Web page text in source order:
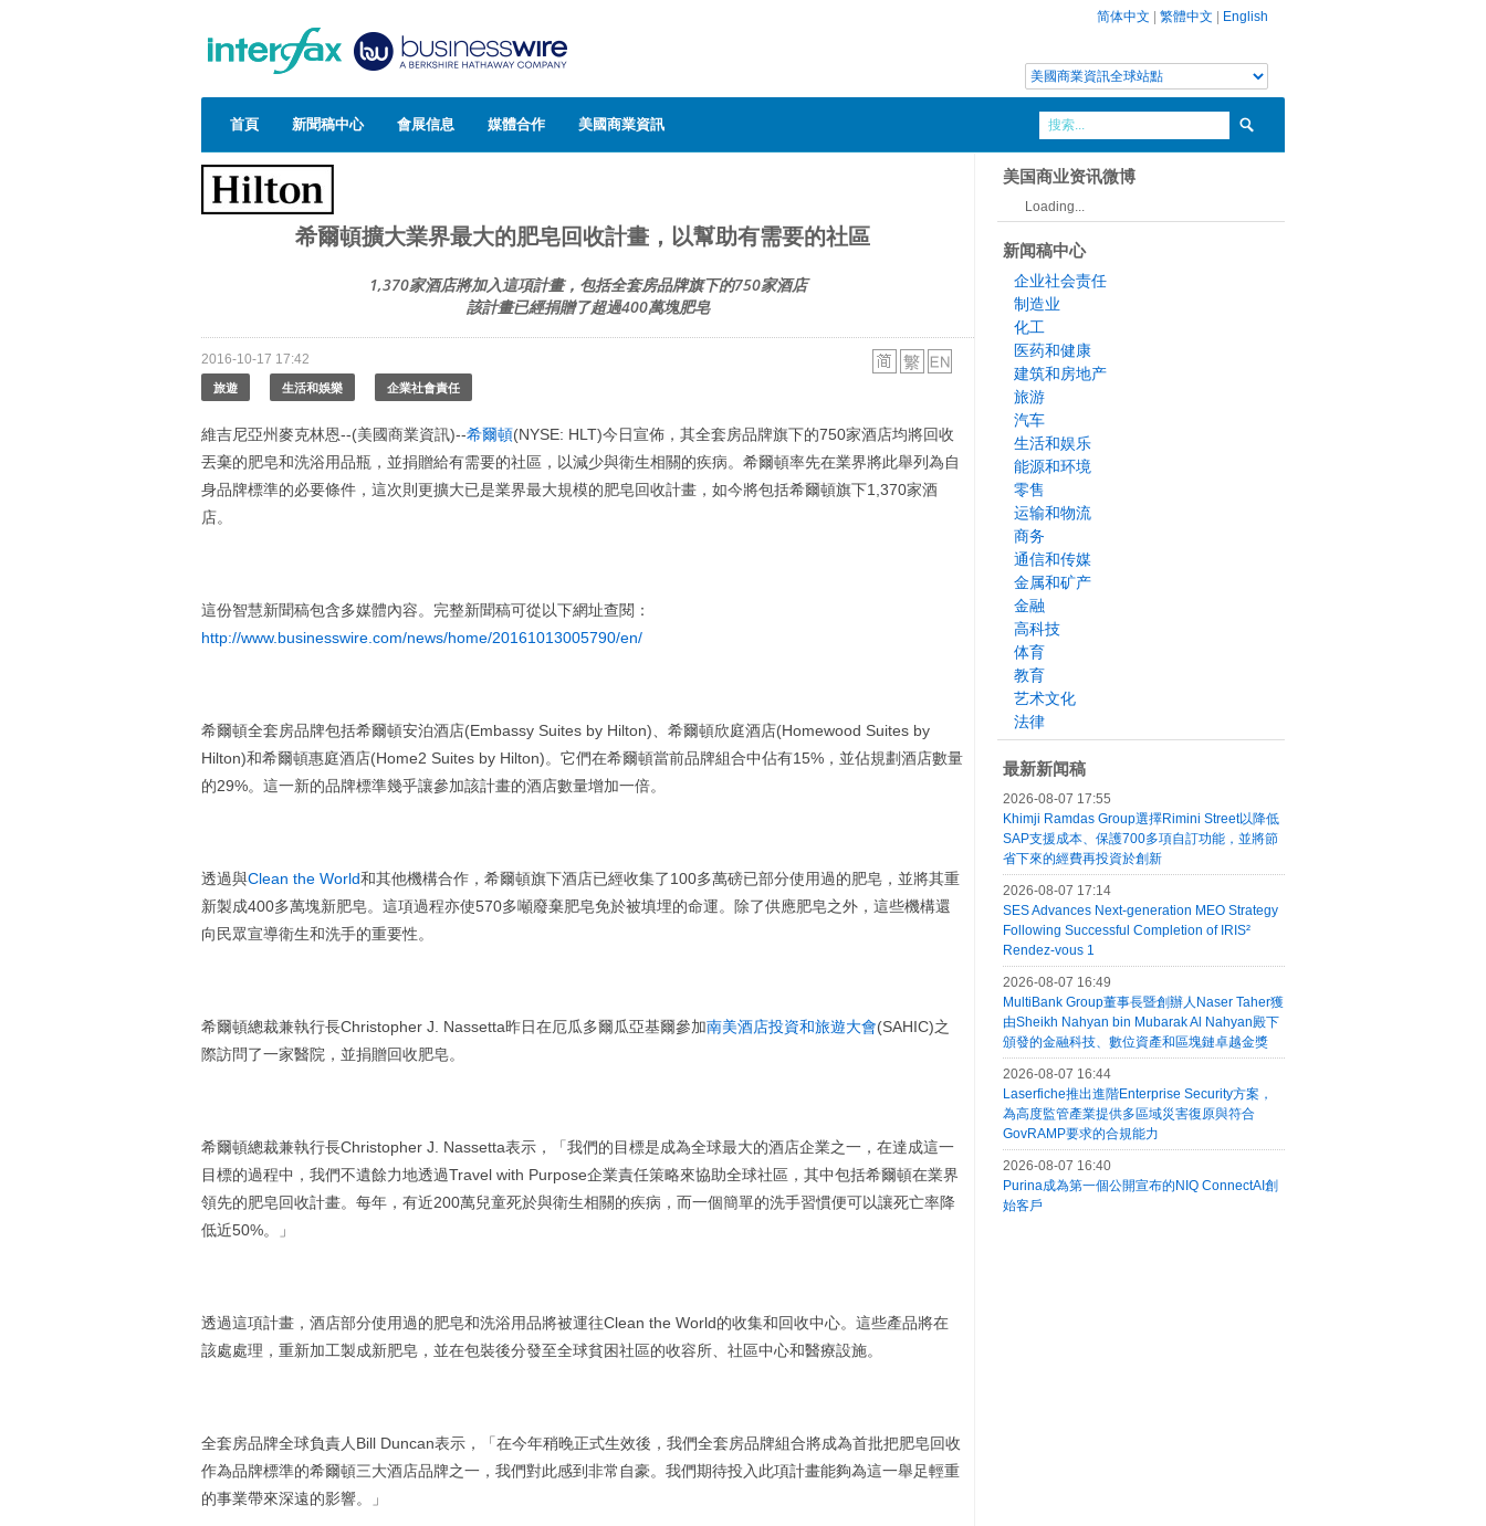
简体中文 繁體中文 English
首頁 新聞稿中心 會展信息 媒體合作 美國商業資訊
希爾頓擴大業界最大的肥皂回收計畫，以幫助有需要的社區
1,370家酒店將加入這項計畫，包括全套房品牌旗下的750家酒店
該計畫已經捐贈了超過400萬塊肥皂
2016-10-17 17:42
旅遊 生活和娛樂 企業社會責任
維吉尼亞州麥克林恩--(美國商業資訊)--希爾頓(NYSE: HLT)今日宣佈，其全套房品牌旗下的750家酒店均將回收
丟棄的肥皂和洗浴用品瓶，並捐贈給有需要的社區，以減少與衛生相關的疾病。希爾頓率先在業界將此舉列為自
身品牌標準的必要條件，這次則更擴大已是業界最大規模的肥皂回收計畫，如今將包括希爾頓旗下1,370家酒
店。
這份智慧新聞稿包含多媒體內容。完整新聞稿可從以下網址查閱：
http://www.businesswire.com/news/home/20161013005790/en/
希爾頓全套房品牌包括希爾頓安泊酒店(Embassy Suites by Hilton)、希爾頓欣庭酒店(Homewood Suites by
Hilton)和希爾頓惠庭酒店(Home2 Suites by Hilton)。它們在希爾頓當前品牌組合中佔有15%，並佔規劃酒店數量
的29%。這一新的品牌標準幾乎讓參加該計畫的酒店數量增加一倍。
透過與Clean the World和其他機構合作，希爾頓旗下酒店已經收集了100多萬磅已部分使用過的肥皂，並將其重
新製成400多萬塊新肥皂。這項過程亦使570多噸廢棄肥皂免於被填埋的命運。除了供應肥皂之外，這些機構還
向民眾宣導衛生和洗手的重要性。
希爾頓總裁兼執行長Christopher J. Nassetta昨日在厄瓜多爾瓜亞基爾參加南美酒店投資和旅遊大會(SAHIC)之
際訪問了一家醫院，並捐贈回收肥皂。
希爾頓總裁兼執行長Christopher J. Nassetta表示，「我們的目標是成為全球最大的酒店企業之一，在達成這一
目標的過程中，我們不遺餘力地透過Travel with Purpose企業責任策略來協助全球社區，其中包括希爾頓在業界
領先的肥皂回收計畫。每年，有近200萬兒童死於與衛生相關的疾病，而一個簡單的洗手習慣便可以讓死亡率降
低近50%。」
透過這項計畫，酒店部分使用過的肥皂和洗浴用品將被運往Clean the World的收集和回收中心。這些產品將在
該處處理，重新加工製成新肥皂，並在包裝後分發至全球貧困社區的收容所、社區中心和醫療設施。
全套房品牌全球負責人Bill Duncan表示，「在今年稍晚正式生效後，我們全套房品牌組合將成為首批把肥皂回收
作為品牌標準的希爾頓三大酒店品牌之一，我們對此感到非常自豪。我們期待投入此項計畫能夠為這一舉足輕重
的事業帶來深遠的影響。」
美国商业资讯微博
Loading...
新闻稿中心
企业社会责任
制造业
化工
医药和健康
建筑和房地产
旅游
汽车
生活和娱乐
能源和环境
零售
运输和物流
商务
通信和传媒
金属和矿产
金融
高科技
体育
教育
艺术文化
法律
最新新闻稿
2026-08-07 17:55
Khimji Ramdas Group選擇Rimini Street以降低
SAP支援成本、保護700多項自訂功能，並將節
省下來的經費再投資於創新
2026-08-07 17:14
SES Advances Next-generation MEO Strategy
Following Successful Completion of IRIS²
Rendez-vous 1
2026-08-07 16:49
MultiBank Group董事長暨創辦人Naser Taher獲
由Sheikh Nahyan bin Mubarak Al Nahyan殿下
頒發的金融科技、數位資產和區塊鏈卓越金獎
2026-08-07 16:44
Laserfiche推出進階Enterprise Security方案，
為高度監管產業提供多區域災害復原與符合
GovRAMP要求的合規能力
2026-08-07 16:40
Purina成為第一個公開宣布的NIQ ConnectAI創
始客戶